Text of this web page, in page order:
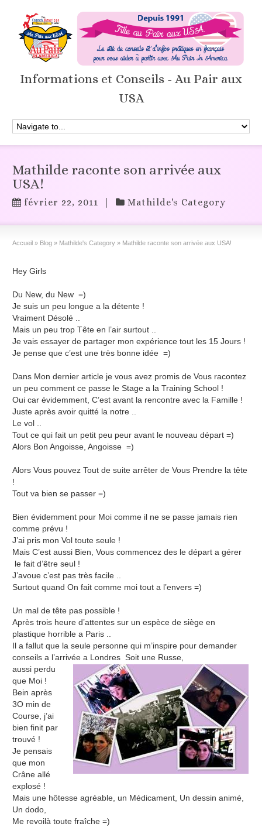
Informations et Conseils - Au Pair aux
USA
Mathilde raconte son arrivée aux
USA!
février 22, 2011 Mathilde's Category
Accueil » Blog » Mathilde's Category » Mathilde raconte son arrivée aux USA!
Hey Girls
Du New, du New =)
Je suis un peu longue a la détente !
Vraiment Désolé ..
Mais un peu trop Tête en l’air surtout ..
Je vais essayer de partager mon expérience tout les 15 Jours !
Je pense que c’est une très bonne idée =)
Dans Mon dernier article je vous avez promis de Vous racontez
un peu comment ce passe le Stage a la Training School !
Oui car évidemment, C’est avant la rencontre avec la Famille !
Juste après avoir quitté la notre ..
Le vol ..
Tout ce qui fait un petit peu peur avant le nouveau départ =)
Alors Bon Angoisse, Angoisse =)
Alors Vous pouvez Tout de suite arrêter de Vous Prendre la tête
!
Tout va bien se passer =)
Bien évidemment pour Moi comme il ne se passe jamais rien
comme prévu !
J’ai pris mon Vol toute seule !
Mais C’est aussi Bien, Vous commencez des le départ a gérer
le fait d’être seul !
J’avoue c’est pas très facile ..
Surtout quand On fait comme moi tout a l’envers =)
Un mal de tête pas possible !
Après trois heure d’attentes sur un espèce de siège en
plastique horrible a Paris ..
Il a fallut que la seule personne qui m’inspire pour demander
conseils a l’arrivée a Londres Soit une Russe,
aussi perdu
que Moi !
Bein après
3O min de
Course, j’ai
bien finit par
trouvé !
Je pensais
que mon
Crâne allé
explosé !
Mais une hôtesse agréable, un Médicament, Un dessin animé,
Un dodo,
Me revoilà toute fraîche =)